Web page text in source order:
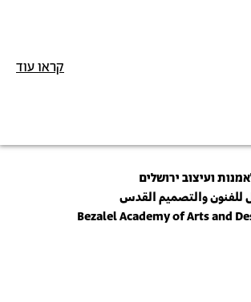
קראו עוד
ועיצוב ירושלים
للفنون والتصميم القدس
Bezalel Academy of Arts and